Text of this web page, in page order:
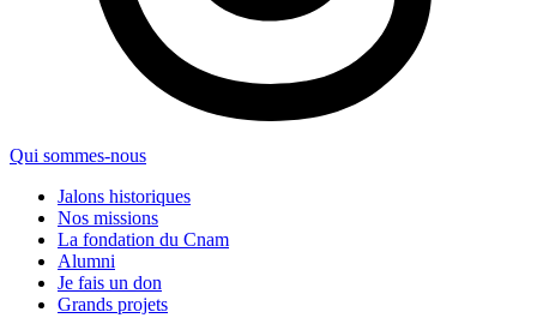
Qui sommes-nous
Jalons historiques
Nos missions
La fondation du Cnam
Alumni
Je fais un don
Grands projets